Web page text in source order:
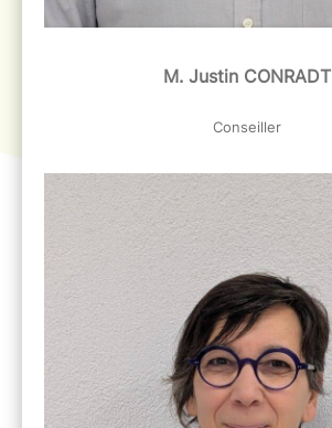
M. Justin CONRADT
Conseiller